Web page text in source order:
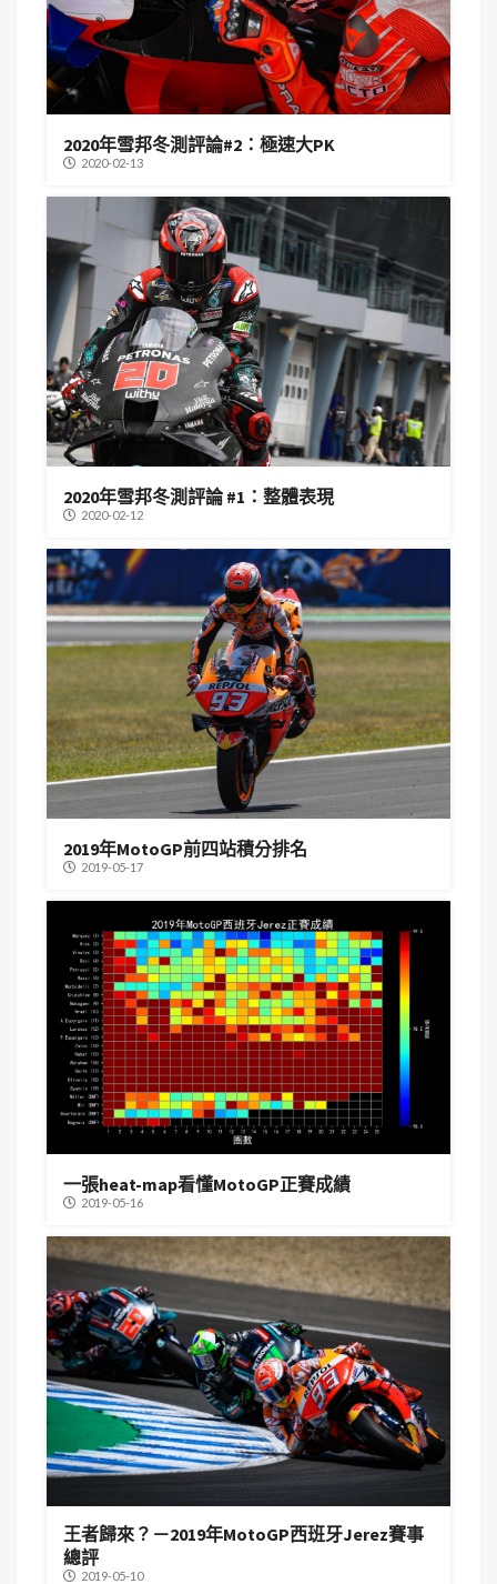
2020年雪邦冬測評論#2：極速大PK
2020-02-13
2020年雪邦冬測評論 #1：整體表現
2020-02-12
2019年MotoGP前四站積分排名
2019-05-17
一張heat-map看懂MotoGP正賽成績
2019-05-16
王者歸來？－2019年MotoGP西班牙Jerez賽事
總評
2019-05-10